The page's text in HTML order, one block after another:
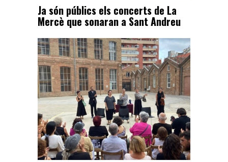
Ja són públics els concerts de La
Mercè que sonaran a Sant Andreu